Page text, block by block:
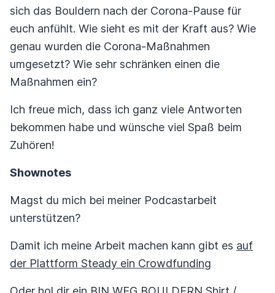
sich das Bouldern nach der Corona-Pause für
euch anfühlt. Wie sieht es mit der Kraft aus? Wie
genau wurden die Corona-Maßnahmen
umgesetzt? Wie sehr schränken einen die
Maßnahmen ein?
Ich freue mich, dass ich ganz viele Antworten
bekommen habe und wünsche viel Spaß beim
Zuhören!
Shownotes
Magst du mich bei meiner Podcastarbeit
unterstützen?
Damit ich meine Arbeit machen kann gibt es auf
der Plattform Steady ein Crowdfunding